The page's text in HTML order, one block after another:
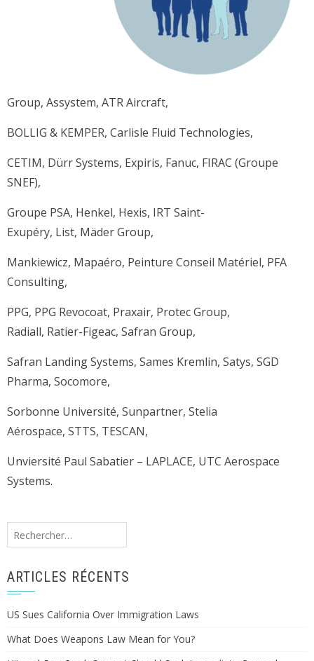
Group, Assystem, ATR Aircraft,
BOLLIG & KEMPER, Carlisle Fluid Technologies,
CETIM, Dürr Systems, Expiris, Fanuc, FIRAC (Groupe
SNEF),
Groupe PSA, Henkel, Hexis, IRT Saint-
Exupéry, List, Mäder Group,
Mankiewicz, Mapaéro, Peinture Conseil Matériel, PFA
Consulting,
PPG, PPG Revocoat, Praxair, Protec Group,
Radiall, Ratier-Figeac, Safran Group,
Safran Landing Systems, Sames Kremlin, Satys, SGD
Pharma, Socomore,
Sorbonne Université, Sunpartner, Stelia
Aérospace, STTS, TESCAN,
Unviersité Paul Sabatier – LAPLACE, UTC Aerospace
Systems.
Rechercher :
ARTICLES RÉCENTS
US Sues California Over Immigration Laws
What Does Weapons Law Mean for You?